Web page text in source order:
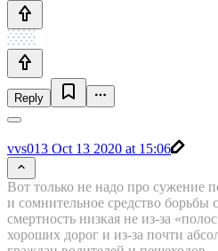
Reply
vvs013 Oct 13 2020 at 15:06
Вот только не надо про сужение
и сомнительное средство
смертность низкая не из-за
хороших дорог и из-за почти